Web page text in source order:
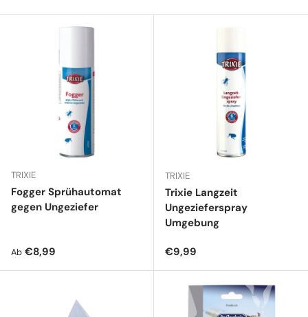
TRIXIE
Fogger Sprühautomat
gegen Ungeziefer
Normaler Preis
Ab €8,99
TRIXIE
Trixie Langzeit
Ungezieferspray
Umgebung
Normaler Preis
€9,99